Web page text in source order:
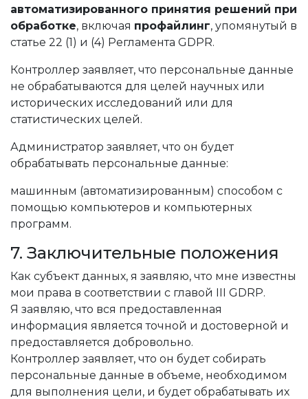
автоматизированного принятия решений при
обработке, включая профайлинг, упомянутый в
статье 22 (1) и (4) Регламента GDPR.
Контроллер заявляет, что персональные данные
не обрабатываются для целей научных или
исторических исследований или для
статистических целей.
Администратор заявляет, что он будет
обрабатывать персональные данные:
машинным (автоматизированным) способом с
помощью компьютеров и компьютерных
программ.
7. Заключительные положения
Как субъект данных, я заявляю, что мне известны
мои права в соответствии с главой III GDRP.
Я заявляю, что вся предоставленная
информация является точной и достоверной и
предоставляется добровольно.
Контроллер заявляет, что он будет собирать
персональные данные в объеме, необходимом
для выполнения цели, и будет обрабатывать их